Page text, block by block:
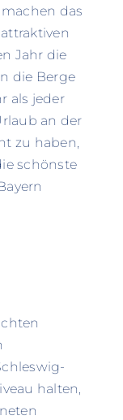
das
Jahr die
die Berge
als jeder
an der
zu haben,
schönste
halten,